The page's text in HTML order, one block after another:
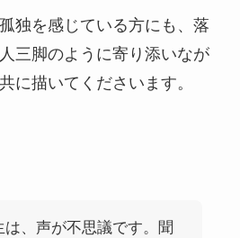
独を感じている方にも、落
三脚のように寄り添いなが
に描いてくださいます。
は、声が不思議です。聞